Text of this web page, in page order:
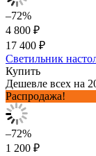
–72%
4 800 ₽
17 400 ₽
Светильник
Купить
Дешевле всех на
Распродажа!
–72%
1 200 ₽